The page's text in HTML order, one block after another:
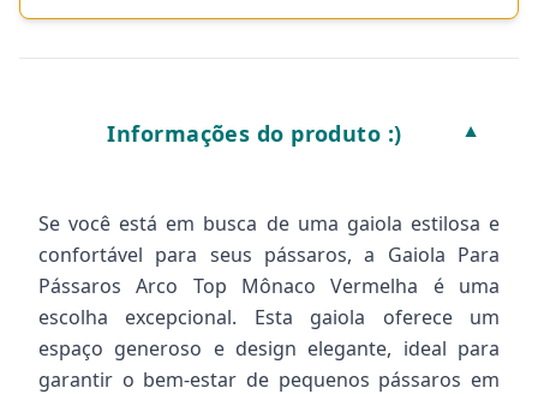
Informações do produto :) ▼
Se você está em busca de uma gaiola estilosa e
confortável para seus pássaros, a Gaiola Para
Pássaros Arco Top Mônaco Vermelha é uma
escolha excepcional. Esta gaiola oferece um
espaço generoso e design elegante, ideal para
garantir o bem-estar de pequenos pássaros em